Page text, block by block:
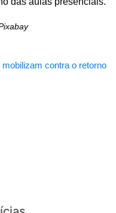
contra o retorno